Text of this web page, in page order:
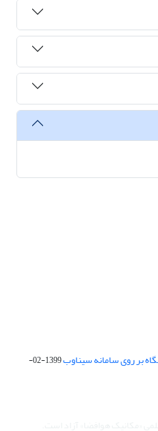
بر روی سامانه سیناوب
1399-02-